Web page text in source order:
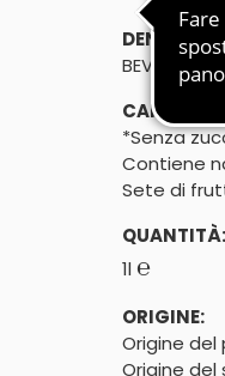
BEVANDA
*Senza
Contiene
Sete di
QUANTITÀ:
1l ℮
ORIGINE:
Origine
Origine del